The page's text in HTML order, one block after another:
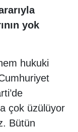
yok
hukuki
çok üzülüyor
Bütün